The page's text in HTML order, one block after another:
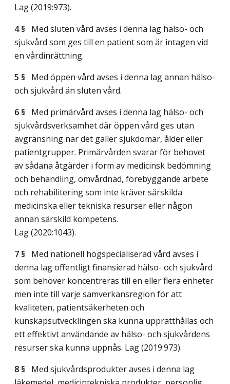
Lag (2019:973).
4 § Med sluten vård avses i denna lag hälso- och
sjukvård som ges till en patient som är intagen vid
en vårdinrättning.
5 § Med öppen vård avses i denna lag annan hälso-
och sjukvård än sluten vård.
6 § Med primärvård avses i denna lag hälso- och
sjukvårdsverksamhet där öppen vård ges utan
avgränsning när det gäller sjukdomar, ålder eller
patientgrupper. Primärvården svarar för behovet
av sådana åtgärder i form av medicinsk bedömning
och behandling, omvårdnad, förebyggande arbete
och rehabilitering som inte kräver särskilda
medicinska eller tekniska resurser eller någon
annan särskild kompetens.
Lag (2020:1043).
7 § Med nationell högspecialiserad vård avses i
denna lag offentligt finansierad hälso- och sjukvård
som behöver koncentreras till en eller flera enheter
men inte till varje samverkansregion för att
kvaliteten, patientsäkerheten och
kunskapsutvecklingen ska kunna upprätthållas och
ett effektivt användande av hälso- och sjukvårdens
resurser ska kunna uppnås. Lag (2019:973).
8 § Med sjukvårdsprodukter avses i denna lag